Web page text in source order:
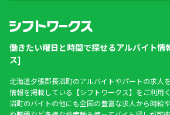
働きたい曜日と時間で探せるアルバイト情
ス]
北海道夕張郡長沼町のアルバイトやパートの求人
情報を掲載している【シフトワークス】をご利用
沼町のバイトの他にも全国の豊富な求人から時給